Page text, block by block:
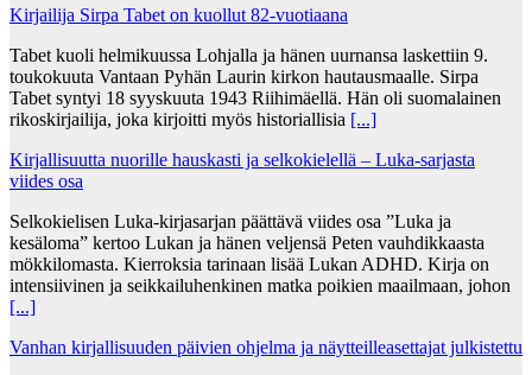
Kirjailija Sirpa Tabet on kuollut 82-vuotiaana
Tabet kuoli helmikuussa Lohjalla ja hänen uurnansa laskettiin 9.
toukokuuta Vantaan Pyhän Laurin kirkon hautausmaalle. Sirpa
Tabet syntyi 18 syyskuuta 1943 Riihimäellä. Hän oli suomalainen
rikoskirjailija, joka kirjoitti myös historiallisia [...]
Kirjallisuutta nuorille hauskasti ja selkokielellä – Luka-sarjasta
viides osa
Selkokielisen Luka-kirjasarjan päättävä viides osa ”Luka ja
kesäloma” kertoo Lukan ja hänen veljensä Peten vauhdikkaasta
mökkilomasta. Kierroksia tarinaan lisää Lukan ADHD. Kirja on
intensiivinen ja seikkailuhenkinen matka poikien maailmaan, johon
[...]
Vanhan kirjallisuuden päivien ohjelma ja näytteilleasettajat julkistettu